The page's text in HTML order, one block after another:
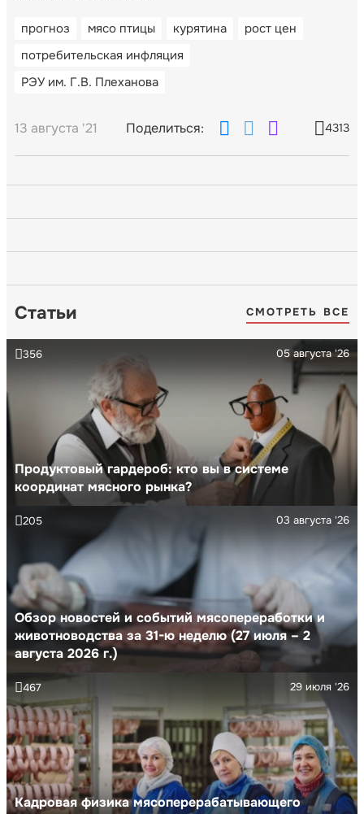
прогноз мясо птицы курятина
рост цен
потребительская инфляция
РЭУ им. Г.В. Плеханова
13 августа '21 Поделиться: 4313
Статьи СМОТРЕТЬ ВСЕ
Продуктовый гардероб: кто вы в системе
координат мясного рынка?
05 августа '26
356
Обзор новостей и событий мясопереработки и
животноводства за 31-ю неделю (27 июля – 2
августа 2026 г.)
03 августа '26
205
Кадровая физика мясоперерабатывающего
29 июля '26
467